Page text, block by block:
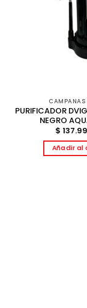
CAMPANAS
PURIFICADOR
NEGRO
$
Añadir al